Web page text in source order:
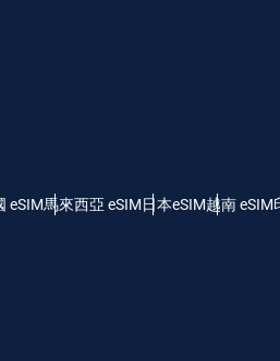
eSIM馬來西亞 eSIM日本eSIM越南 eSIM